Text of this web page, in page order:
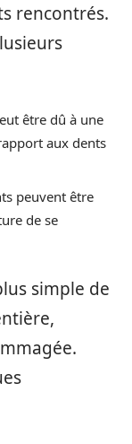
rencontrés.
être dû à une
aux dents
peuvent être
de se
simple de